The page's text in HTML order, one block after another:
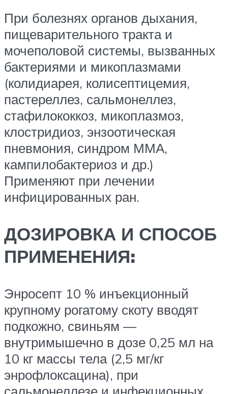
При болезнях органов дыхания,
пищеварительного тракта и
мочеполовой системы, вызванных
бактериями и микоплазмами
(колидиарея, колисептицемия,
пастереллез, сальмонеллез,
стафилококкоз, микоплазмоз,
клостридиоз, энзоотическая
пневмония, синдром ММА,
кампилобактериоз и др.)
Применяют при лечении
инфицированных ран.
ДОЗИРОВКА И СПОСОБ
ПРИМЕНЕНИЯ:
Энросепт 10 % инъекционный
крупному рогатому скоту вводят
подкожно, свиньям —
внутримышечно в дозе 0,25 мл на
10 кг массы тела (2,5 мг/кг
энрофлоксацина), при